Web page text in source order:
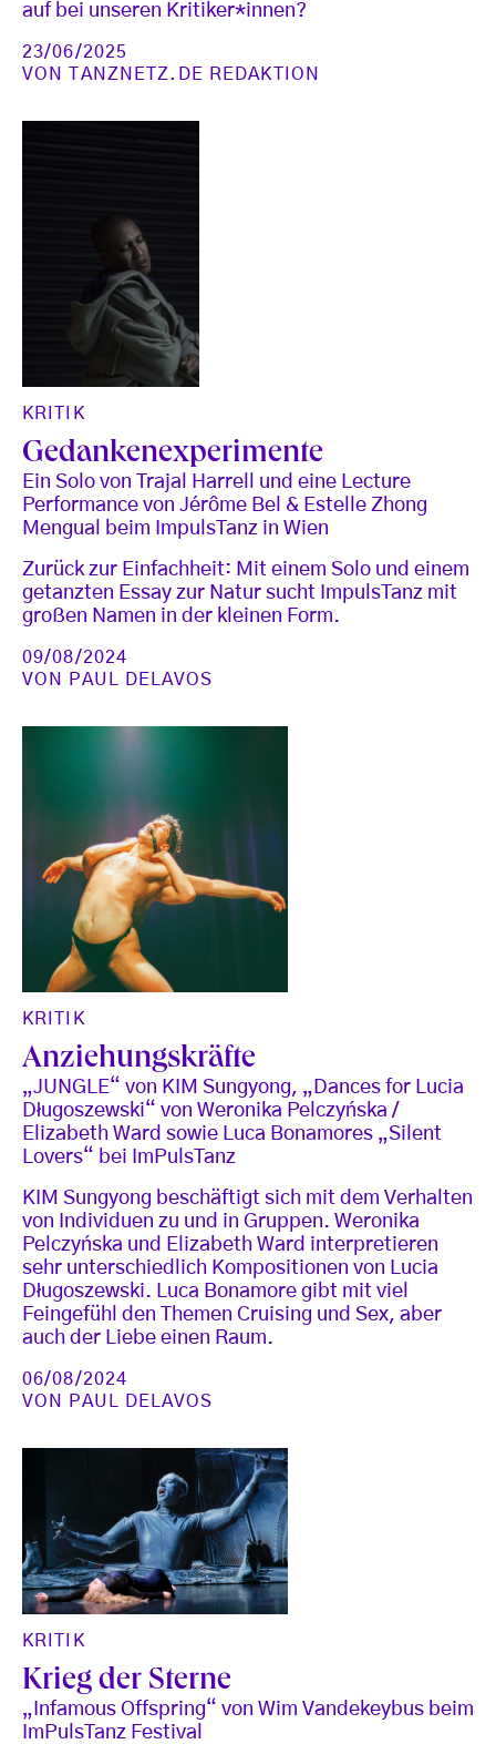
auf bei unseren Kritiker*innen?
23/06/2025
VON
TANZNETZ.DE REDAKTION
KRITIK
Gedankenexperimente
Ein Solo von Trajal Harrell und eine Lecture
Performance von Jérôme Bel & Estelle Zhong
Mengual beim ImpulsTanz in Wien
Zurück zur Einfachheit: Mit einem Solo und einem
getanzten Essay zur Natur sucht ImpulsTanz mit
großen Namen in der kleinen Form.
09/08/2024
VON
PAUL DELAVOS
KRITIK
Anziehungskräfte
„JUNGLE“ von KIM Sungyong, „Dances for Lucia
Długoszewski“ von Weronika Pelczyńska /
Elizabeth Ward sowie Luca Bonamores „Silent
Lovers“ bei ImPulsTanz
KIM Sungyong beschäftigt sich mit dem Verhalten
von Individuen zu und in Gruppen. Weronika
Pelczyńska und Elizabeth Ward interpretieren
sehr unterschiedlich Kompositionen von Lucia
Długoszewski. Luca Bonamore gibt mit viel
Feingefühl den Themen Cruising und Sex, aber
auch der Liebe einen Raum.
06/08/2024
VON
PAUL DELAVOS
KRITIK
Krieg der Sterne
„Infamous Offspring“ von Wim Vandekeybus beim
ImPulsTanz Festival